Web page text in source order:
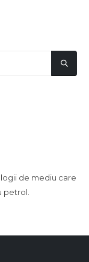
de mediu care
petrol.